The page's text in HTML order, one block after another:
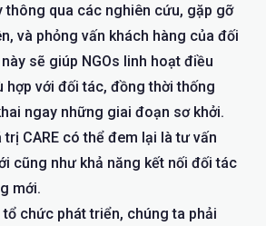
thông qua các nghiên cứu, gặp gỡ
và phỏng vấn khách hàng của đối
sẽ giúp NGOs linh hoạt điều
hợp với đối tác, đồng thời thống
ngay những giai đoạn sơ khởi.
trị CARE có thể đem lại là tư vấn
cũng như khả năng kết nối đối tác
mới.
chức phát triển, chúng ta phải